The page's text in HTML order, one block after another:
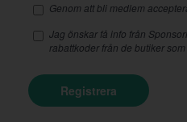
Genom att bli medlem
Jag önskar få info från
rabattkoder från de butiker
Registrera